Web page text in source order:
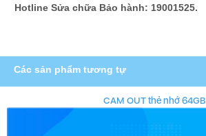
Hotline Sửa chữa Bảo hành: 19001525.
Các sản phẩm tương tự
CAM OUT thẻ nhớ 64GB